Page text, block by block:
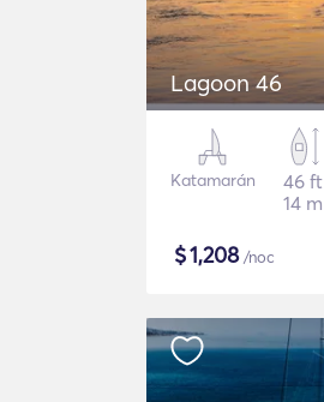
Lagoon 46
Katamarán
46 ft
14 m
$1,208/noc